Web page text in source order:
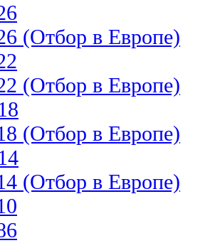
(Отбор в Европе)
(Отбор в Европе)
(Отбор в Европе)
(Отбор в Европе)